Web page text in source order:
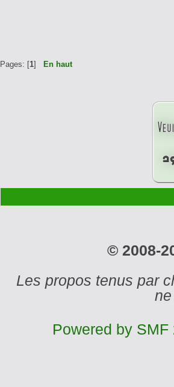
Pages: [1] En haut
© 2008-
Les propos tenus par
Powered by SMF